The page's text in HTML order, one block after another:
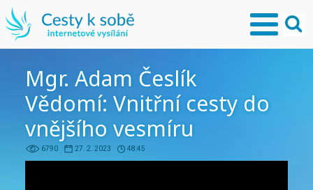
Mgr. Adam Česlík
Vědomí: Vnitřní cesty do
vnějšího vesmíru
6790 27. 2. 2023 48:45